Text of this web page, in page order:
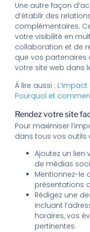
Une autre façon
d’établir des
complémentaires.
votre visibilité en
collaboration et de
que vos partenaires
votre site web dans
À lire aussi :
Pourquoi et
Rendez votre site
Pour maximiser
dans tous vos
Ajoutez un lien
de médias
Mentionnez-le
présentations
Rédigez une
incluant
horaires, vos
pertinentes.